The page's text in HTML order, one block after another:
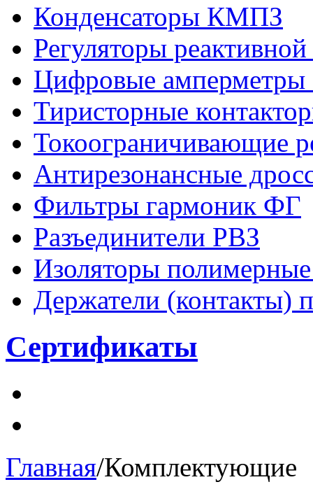
Конденсаторы КМПЗ
Регуляторы
Цифровые
Тиристорные
Токоограничивающие
Антирезонансные
Фильтры гармоник ФГ
Разъединители РВЗ
Изоляторы
Держатели (контакты)
Сертификаты
Главная/Комплектующие